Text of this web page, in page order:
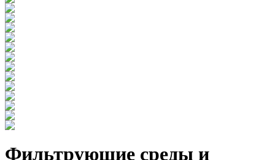
Фильтрующие среды и